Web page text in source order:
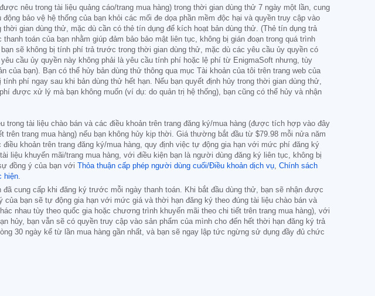
nêu trong tài liệu quảng cáo/trang mua hàng) trong thời gian dùng thử 7 ngày một lần, cung
bảo vệ hệ thống của bạn khỏi các mối đe dọa phần mềm độc hại và quyền truy cập vào
gian dùng thử, mặc dù cần có thẻ tín dụng để kích hoạt bản dùng thử. (Thẻ tín dụng trả
toán của bạn nhằm giúp đảm bảo bảo mật liên tục, không bị gián đoạn trong quá trình
sẽ không bị tính phí trả trước trong thời gian dùng thử, mặc dù các yêu cầu ủy quyền có
cầu ủy quyền này không phải là yêu cầu tính phí hoặc lệ phí từ EnigmaSoft nhưng, tùy
bạn). Bạn có thể hủy bản dùng thử thông qua mục Tài khoản của tôi trên trang web của
phí ngay sau khi bản dùng thử hết hạn. Nếu bạn quyết định hủy trong thời gian dùng thử,
được xử lý mà bạn không muốn (ví dụ: do quản trị hệ thống), bạn cũng có thể hủy và nhận
tài liệu chào bán và các điều khoản trên trang đăng ký/mua hàng (được tích hợp vào đây
trang mua hàng) nếu bạn không hủy kịp thời. Giá thường bắt đầu từ $79.98 mỗi nửa năm
điều khoản trên trang đăng ký/mua hàng, quy định việc tự động gia hạn với mức phí đăng ký
liệu khuyến mãi/trang mua hàng, với điều kiện bạn là người dùng đăng ký liên tục, không bị
đồng ý của bạn với
Thỏa thuận cấp phép người dùng cuối/Điều khoản dịch vụ, Chính sách
hiện.
cung cấp khi đăng ký trước mỗi ngày thanh toán. Khi bắt đầu dùng thử, bạn sẽ nhận được
bạn sẽ tự động gia hạn với mức giá và thời hạn đăng ký theo đúng tài liệu chào bán và
nhau tùy theo quốc gia hoặc chương trình khuyến mãi theo chi tiết trên trang mua hàng), với
bạn vẫn sẽ có quyền truy cập vào sản phẩm của mình cho đến hết thời hạn đăng ký trả
30 ngày kể từ lần mua hàng gần nhất, và bạn sẽ ngay lập tức ngừng sử dụng đầy đủ chức